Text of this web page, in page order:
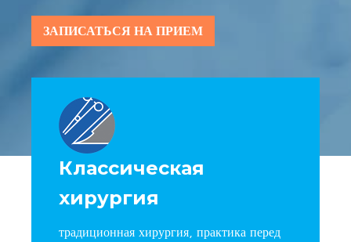
ЗАПИСАТЬСЯ НА ПРИЕМ
Классическая
хирургия
традиционная хирургия, практика перед